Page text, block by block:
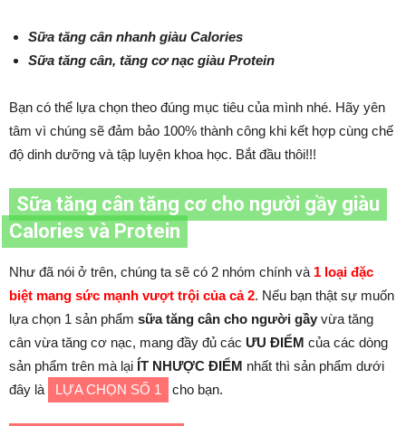
Sữa tăng cân nhanh giàu Calories
Sữa tăng cân, tăng cơ nạc giàu Protein
Bạn có thể lựa chọn theo đúng mục tiêu của mình nhé. Hãy yên
tâm vì chúng sẽ đảm bảo 100% thành công khi kết hợp cùng chế
độ dinh dưỡng và tập luyện khoa học. Bắt đầu thôi!!!
Sữa tăng cân tăng cơ cho người gầy giàu
Calories và Protein
Như đã nói ở trên, chúng ta sẽ có 2 nhóm chính và 1 loại đặc
biệt mang sức mạnh vượt trội của cả 2. Nếu bạn thật sự muốn
lựa chọn 1 sản phẩm sữa tăng cân cho người gầy vừa tăng
cân vừa tăng cơ nạc, mang đầy đủ các ƯU ĐIỂM của các dòng
sản phẩm trên mà lại ÍT NHƯỢC ĐIỂM nhất thì sản phẩm dưới
đây là
LỰA CHỌN SỐ 1 cho bạn.